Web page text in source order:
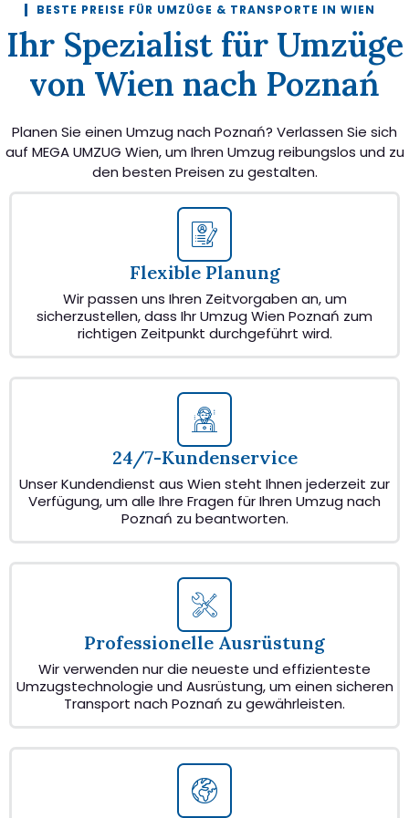
BESTE PREISE FÜR UMZÜGE & TRANSPORTE IN WIEN
Ihr Spezialist für Umzüge
von Wien nach Poznań
Planen Sie einen Umzug nach Poznań? Verlassen Sie sich
auf MEGA UMZUG Wien, um Ihren Umzug reibungslos und zu
den besten Preisen zu gestalten.
Flexible Planung
Wir passen uns Ihren Zeitvorgaben an, um
sicherzustellen, dass Ihr Umzug Wien Poznań zum
richtigen Zeitpunkt durchgeführt wird.
24/7-Kundenservice
Unser Kundendienst aus Wien steht Ihnen jederzeit zur
Verfügung, um alle Ihre Fragen für Ihren Umzug nach
Poznań zu beantworten.
Professionelle Ausrüstung
Wir verwenden nur die neueste und effizienteste
Umzugstechnologie und Ausrüstung, um einen sicheren
Transport nach Poznań zu gewährleisten.